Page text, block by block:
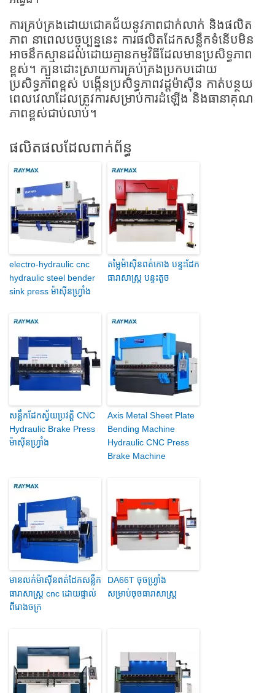
ការគ្រប់គ្រងដោយជោគជ័យនូវភាពជាក់លាក់ និងផលិត
ភាព នាពេលបច្ចុប្បន្ននេះ ការផលិតដែកសន្លឹកទំនើបមិន
អាចនឹកស្មានដល់ដោយគ្មានកម្មវិធីដែលមានប្រសិទ្ធភាព
ខ្ពស់។ ក្បួនដោះស្រាយការគ្រប់គ្រងប្រកបដោយ
ប្រសិទ្ធភាពខ្ពស់ បង្កើនប្រសិទ្ធភាពវដ្តម៉ាស៊ីន កាត់បន្ថយ
ពេលវេលាដែលត្រូវការសម្រាប់ការដំឡើង និងធានាគុណ
ភាពខ្ពស់ជាប់លាប់។
ផលិតផលដែលពាក់ព័ន្ធ
electro-hydraulic cnc
hydraulic steel bender
sink press ម៉ាស៊ីនហ្វ្រាំង
តម្លៃម៉ាស៊ីនពត់កោង បន្ទះដែក
ធារាសាស្ត្រ បន្ទះតូច
សន្លឹកដែកស្វ័យប្រវត្តិ CNC
Hydraulic Brake Press
ម៉ាស៊ីនហ្វ្រាំង
Axis Metal Sheet Plate
Bending Machine
Hydraulic CNC Press
Brake Machine
មានលក់ម៉ាស៊ីនពត់ដែកសន្លឹក
ធារាសាស្ត្រ cnc ដោយផ្ទាល់
ពីរោងចក្រ
DA66T ចុចហ្វ្រាំង
សម្រាប់ចុចធារាសាស្ត្រ